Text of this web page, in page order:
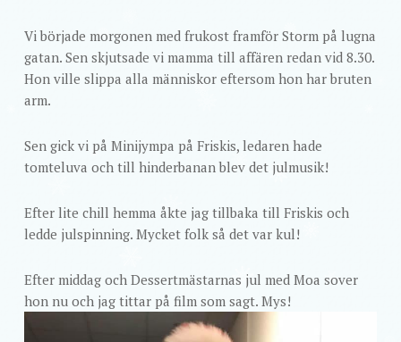
Vi började morgonen med frukost framför Storm på lugna
gatan. Sen skjutsade vi mamma till affären redan vid 8.30.
Hon ville slippa alla människor eftersom hon har bruten
arm.
Sen gick vi på Minijympa på Friskis, ledaren hade
tomteluva och till hinderbanan blev det julmusik!
Efter lite chill hemma åkte jag tillbaka till Friskis och
ledde julspinning. Mycket folk så det var kul!
Efter middag och Dessertmästarnas jul med Moa sover
hon nu och jag tittar på film som sagt. Mys!